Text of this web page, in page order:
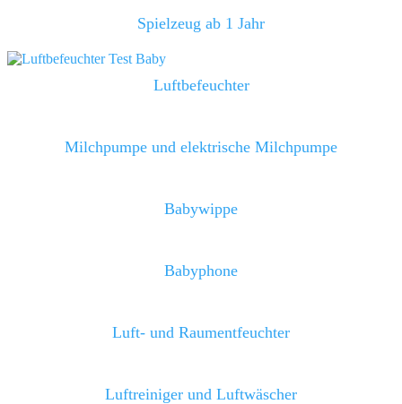
Spielzeug ab 1 Jahr
Luftbefeuchter
Milchpumpe und elektrische Milchpumpe
Babywippe
Babyphone
Luft- und Raumentfeuchter
Luftreiniger und Luftwäscher